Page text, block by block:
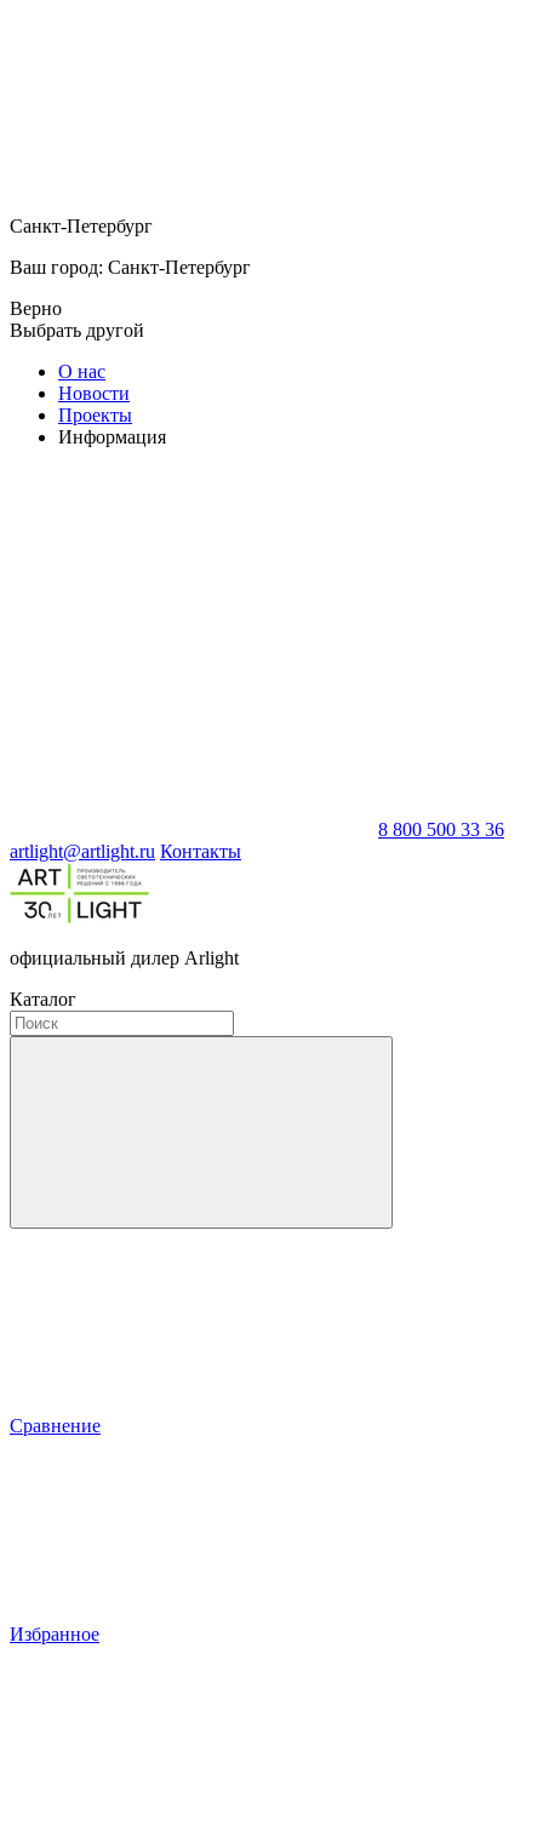
Санкт-Петербург
Ваш город: Санкт-Петербург
Верно
Выбрать другой
О нас
Новости
Проекты
Информация
8 800 500 33 36
artlight@artlight.ru Контакты
официальный дилер Arlight
Каталог
Сравнение
Избранное